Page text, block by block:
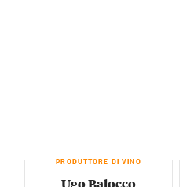
PRODUTTORE DI VINO
Ugo Balocco